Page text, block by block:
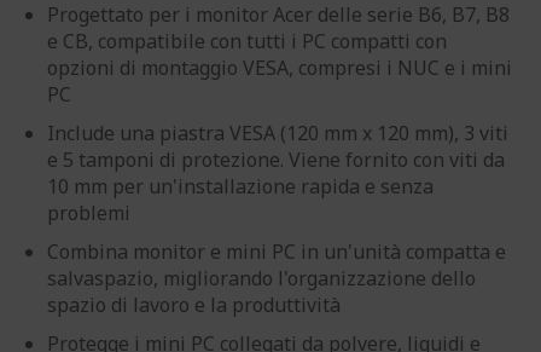
Progettato per i monitor Acer delle serie B6, B7, B8
e CB, compatibile con tutti i PC compatti con
opzioni di montaggio VESA, compresi i NUC e i mini
PC
Include una piastra VESA (120 mm x 120 mm), 3 viti
e 5 tamponi di protezione. Viene fornito con viti da
10 mm per un'installazione rapida e senza
problemi
Combina monitor e mini PC in un'unità compatta e
salvaspazio, migliorando l'organizzazione dello
spazio di lavoro e la produttività
Protegge i mini PC collegati da polvere, liquidi e